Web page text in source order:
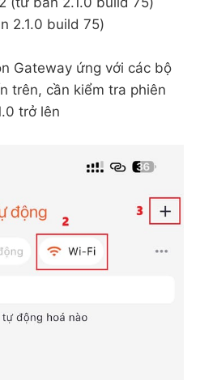
2.1.0 build 75)
Gateway ứng với các bộ
trên, cần kiểm tra phiên
trở lên